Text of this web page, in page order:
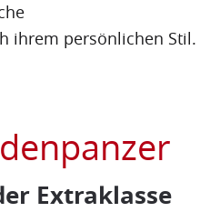
ihrem persönlichen Stil.
Extraklasse